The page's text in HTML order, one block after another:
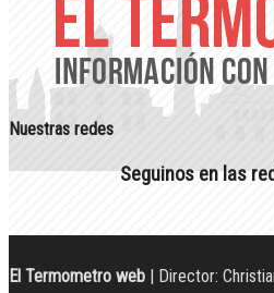
Nuestras redes
Seguinos en las
El Termometro web | Director: